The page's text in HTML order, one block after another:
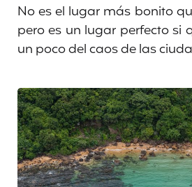
No es el lugar más bonito
pero es un lugar perfecto si
un poco del caos de las